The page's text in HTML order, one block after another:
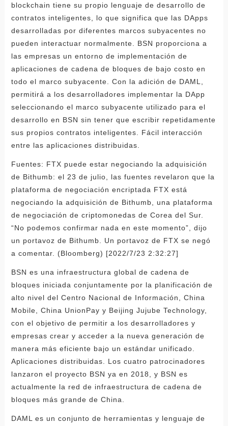
blockchain tiene su propio lenguaje de desarrollo de
contratos inteligentes, lo que significa que las DApps
desarrolladas por diferentes marcos subyacentes no
pueden interactuar normalmente. BSN proporciona a
las empresas un entorno de implementación de
aplicaciones de cadena de bloques de bajo costo en
todo el marco subyacente. Con la adición de DAML,
permitirá a los desarrolladores implementar la DApp
seleccionando el marco subyacente utilizado para el
desarrollo en BSN sin tener que escribir repetidamente
sus propios contratos inteligentes. Fácil interacción
entre las aplicaciones distribuidas.
Fuentes: FTX puede estar negociando la adquisición
de Bithumb: el 23 de julio, las fuentes revelaron que la
plataforma de negociación encriptada FTX está
negociando la adquisición de Bithumb, una plataforma
de negociación de criptomonedas de Corea del Sur.
“No podemos confirmar nada en este momento”, dijo
un portavoz de Bithumb. Un portavoz de FTX se negó
a comentar. (Bloomberg) [2022/7/23 2:32:27]
BSN es una infraestructura global de cadena de
bloques iniciada conjuntamente por la planificación de
alto nivel del Centro Nacional de Información, China
Mobile, China UnionPay y Beijing Jujube Technology,
con el objetivo de permitir a los desarrolladores y
empresas crear y acceder a la nueva generación de
manera más eficiente bajo un estándar unificado.
Aplicaciones distribuidas. Los cuatro patrocinadores
lanzaron el proyecto BSN ya en 2018, y BSN es
actualmente la red de infraestructura de cadena de
bloques más grande de China.
DAML es un conjunto de herramientas y lenguaje de